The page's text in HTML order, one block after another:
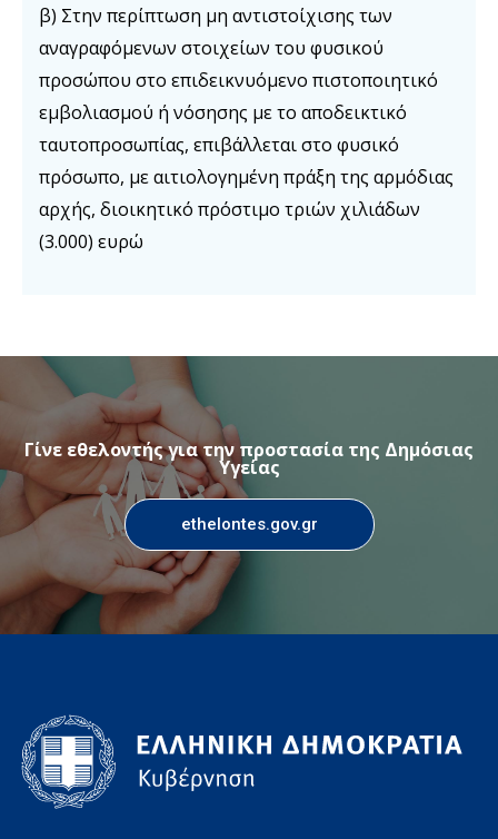
β) Στην περίπτωση μη αντιστοίχισης των
αναγραφόμενων στοιχείων του φυσικού
προσώπου στο επιδεικνυόμενο πιστοποιητικό
εμβολιασμού ή νόσησης με το αποδεικτικό
ταυτοπροσωπίας, επιβάλλεται στο φυσικό
πρόσωπο, με αιτιολογημένη πράξη της αρμόδιας
αρχής, διοικητικό πρόστιμο τριών χιλιάδων
(3.000) ευρώ
Γίνε εθελοντής για την προστασία της Δημόσιας
Υγείας
ethelontes.gov.gr